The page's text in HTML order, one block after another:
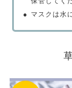
●
マスクは水